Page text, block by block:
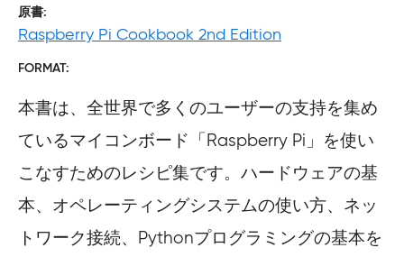
原書
Raspberry Pi Cookbook 2nd Edition
FORMAT
本書は、全世界で多くのユーザーの支持を集め
ているマイコンボード「Raspberry Pi」を使い
こなすためのレシピ集です。ハードウェアの基
本、オペレーティングシステムの使い方、ネッ
トワーク接続、Pythonプログラミングの基本を